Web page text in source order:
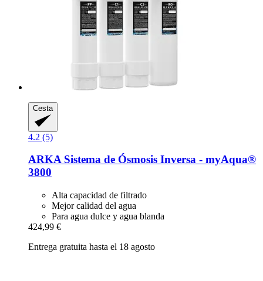
Cesta
4.2 (5)
ARKASistema de Ósmosis Inversa -​ myAqua®
3800
Alta capacidad de filtrado
Mejor calidad del agua
Para agua dulce y agua blanda
424,99 €
Entrega gratuita hasta el 18 agosto